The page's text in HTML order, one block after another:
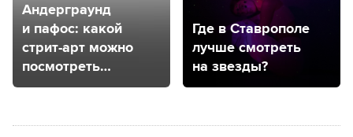
Андерграунд
и пафос: какой
стрит-арт можно
посмотреть
в центре
Где в Ставрополе
лучше смотреть
на звезды?